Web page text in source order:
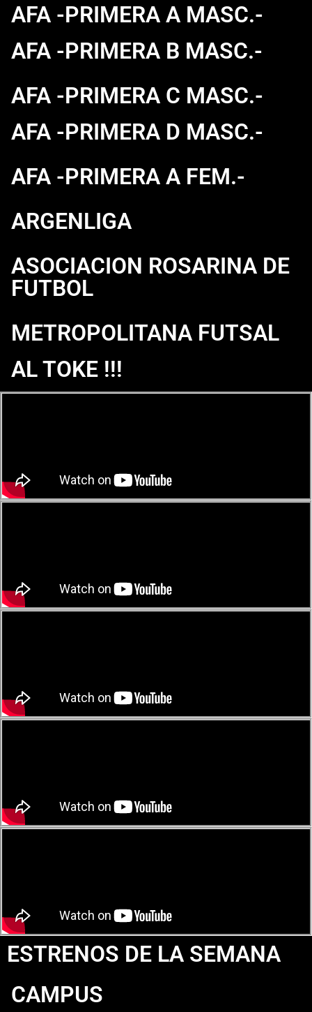
AFA -PRIMERA A MASC.-
AFA -PRIMERA B MASC.-
AFA -PRIMERA C MASC.-
AFA -PRIMERA D MASC.-
AFA -PRIMERA A FEM.-
ARGENLIGA
ASOCIACION ROSARINA DE
FUTBOL
METROPOLITANA FUTSAL
AL TOKE !!!
ESTRENOS DE LA SEMANA
CAMPUS